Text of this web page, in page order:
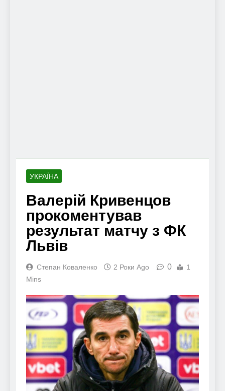
УКРАЇНА
Валерій Кривенцов
прокоментував
результат матчу з ФК
Львів
Степан Коваленко 2 Роки Ago 0
1
Mins